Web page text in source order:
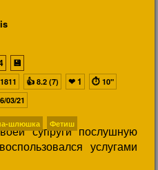
супруги послушную
услугами
💾
👍 8.2 (7) ❤1 ⏱ 10"
03/21
шлюшка Фетиш